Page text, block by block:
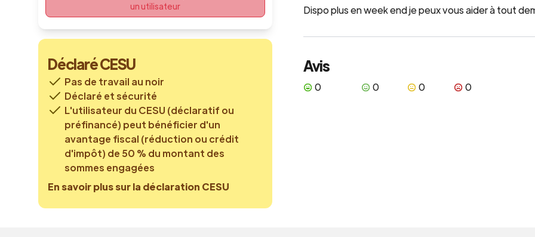
un utilisateur
Déclaré CESU
Pas de travail au noir
Déclaré et sécurité
L'utilisateur du CESU (déclaratif ou
préfinancé) peut bénéficier d'un
avantage fiscal (réduction ou crédit
d'impôt) de 50 % du montant des
sommes engagées
En savoir plus sur la déclaration CESU
Dispo plus en week end je peux vous aider à tout
Avis
0 0 0 0